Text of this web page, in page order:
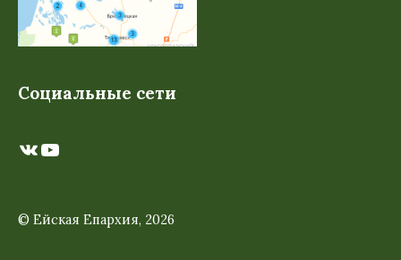
Социальные сети
ВКонтакте
YouTube
© Ейская Епархия, 2026